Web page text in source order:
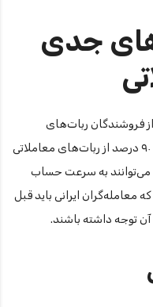
جدی
فروشندگان ربات‌های
معاملاتی آن را مخفی می‌کنند: حدود ۸۰ تا ۹۰ درصد از ربات‌های معاملاتی
می‌توانند به سرعت حساب
معامله‌گران ایرانی باید قبل
آن توجه داشته باشند.